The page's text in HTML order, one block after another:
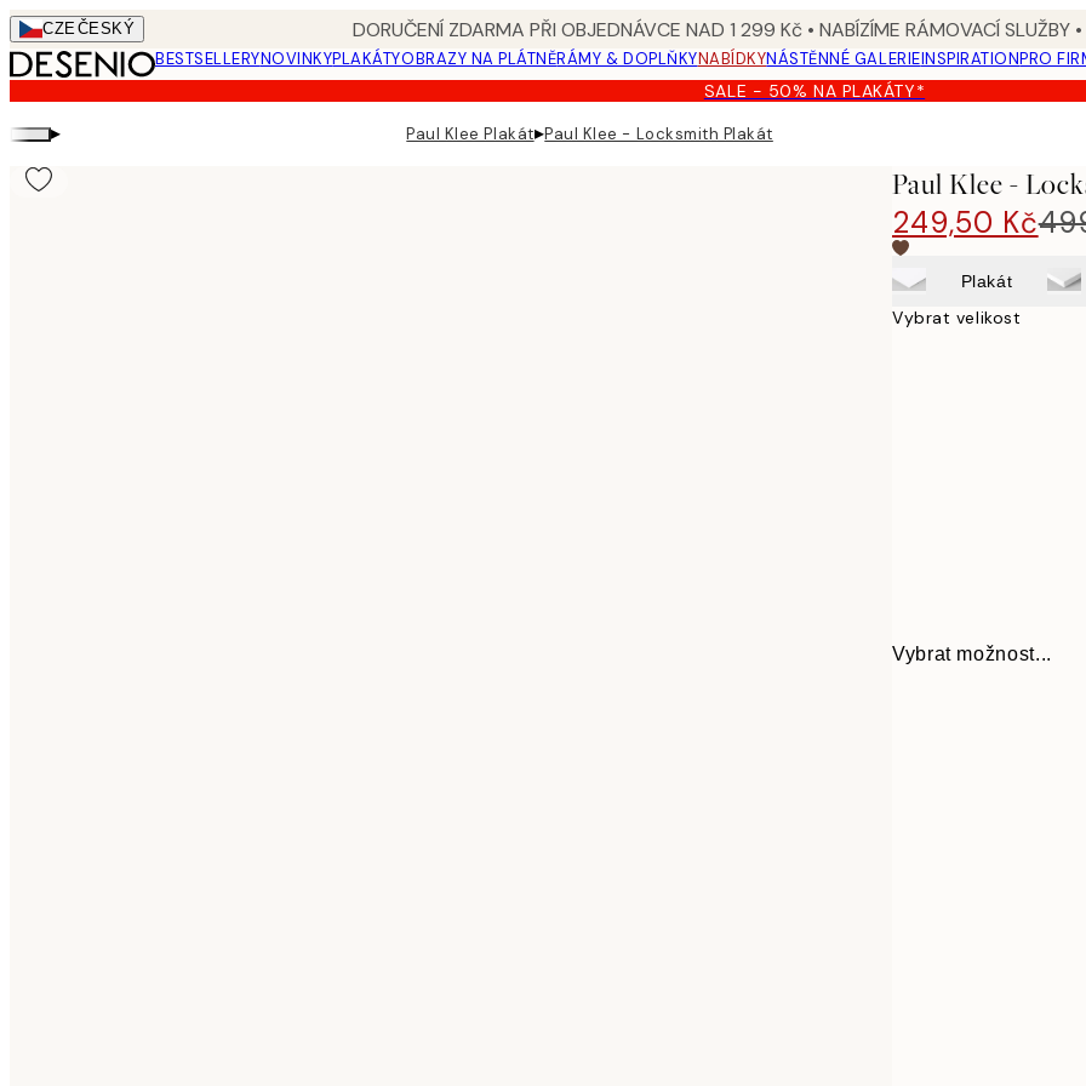
Skip
to
main
content.
CZEČESKÝ DORUČENÍ ZDARMA PŘI OBJEDNÁVCE NAD 1 299 Kč • NABÍZÍME RÁMOVACÍ SLUŽBY
BESTSELLERYNOVINKYPLAKÁTYOBRAZY NA PLÁTNĚRÁMY & DOPLŇKYNABÍDKYNÁSTĚNNÉ GALERIEINSPIRATIONPRO
SALE - 50% NA PLAKÁTY*
▸ Paul Klee Plakát▸Paul Klee - Locksmith Plakát
Paul Klee -
249,50 Kč
Plakát
Vybrat velikost
Vybrat možnost...